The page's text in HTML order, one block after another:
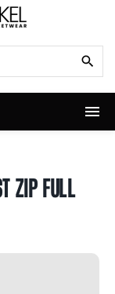
e
k
a
ZIP FULL